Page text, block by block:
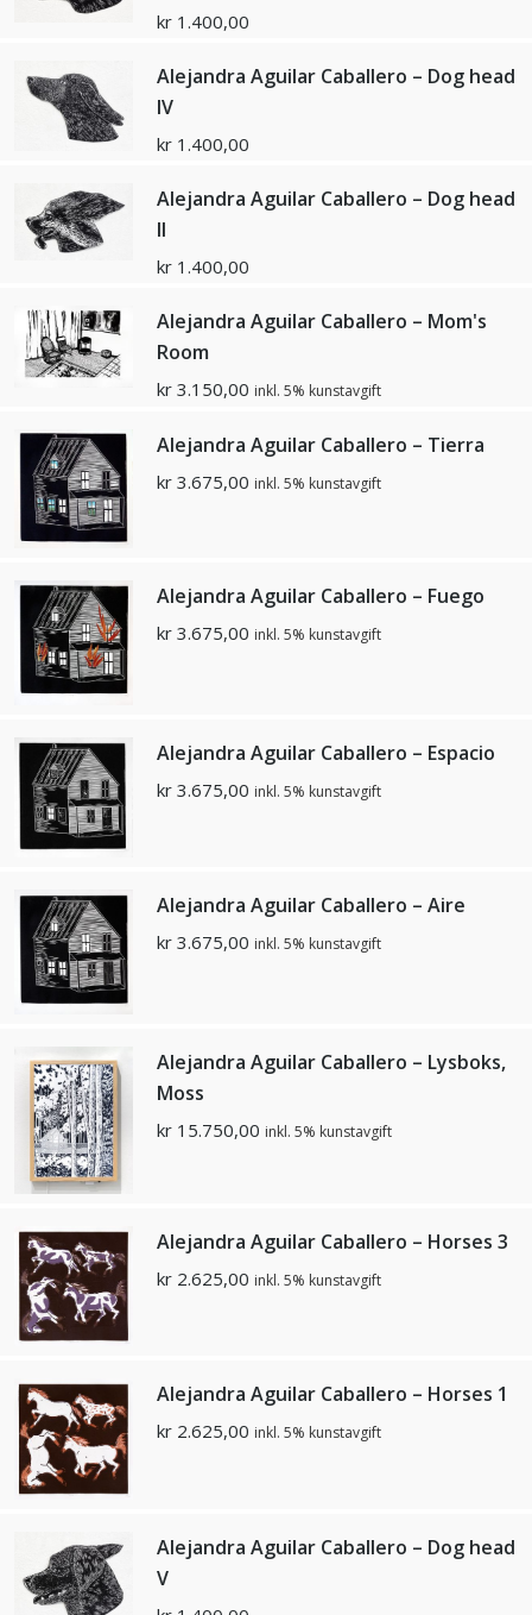
kr 1.400,00
Alejandra Aguilar Caballero – Dog head
IV
kr 1.400,00
Alejandra Aguilar Caballero – Dog head
II
kr 1.400,00
Alejandra Aguilar Caballero – Mom's
Room
kr 3.150,00 inkl. 5% kunstavgift
Alejandra Aguilar Caballero – Tierra
kr 3.675,00 inkl. 5% kunstavgift
Alejandra Aguilar Caballero – Fuego
kr 3.675,00 inkl. 5% kunstavgift
Alejandra Aguilar Caballero – Espacio
kr 3.675,00 inkl. 5% kunstavgift
Alejandra Aguilar Caballero – Aire
kr 3.675,00 inkl. 5% kunstavgift
Alejandra Aguilar Caballero – Lysboks,
Moss
kr 15.750,00 inkl. 5% kunstavgift
Alejandra Aguilar Caballero – Horses 3
kr 2.625,00 inkl. 5% kunstavgift
Alejandra Aguilar Caballero – Horses 1
kr 2.625,00 inkl. 5% kunstavgift
Alejandra Aguilar Caballero – Dog head
V